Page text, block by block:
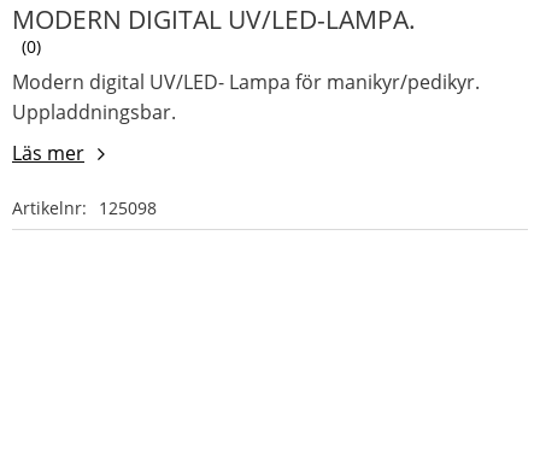
MODERN DIGITAL UV/LED-LAMPA.
0
Modern digital UV/LED- Lampa för manikyr/pedikyr.
Uppladdningsbar.
Läs mer
Artikelnr 125098